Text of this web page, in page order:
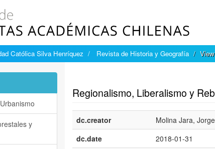
Católica Silva Henríquez Revista de Historia y Geografía
Regionalismo, Liberalismo y
dc.creator
Molina Jara, Jorge
dc.date
2018-01-31
y